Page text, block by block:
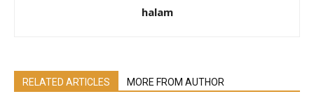
halam
RELATED ARTICLES MORE FROM AUTHOR